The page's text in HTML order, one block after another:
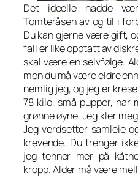
Det ideelle hadde
Tomteråsen av og til i
Du kan gjerne være gift,
fall er like opptatt av
skal være en selvfølge.
men du må være eldre
nemlig jeg, og jeg er
78 kilo, små pupper, har
grønne øyne. Jeg kler
Jeg verdsetter samleie
krevende. Du trenger
jeg tenner mer på
kropp. Alder må være